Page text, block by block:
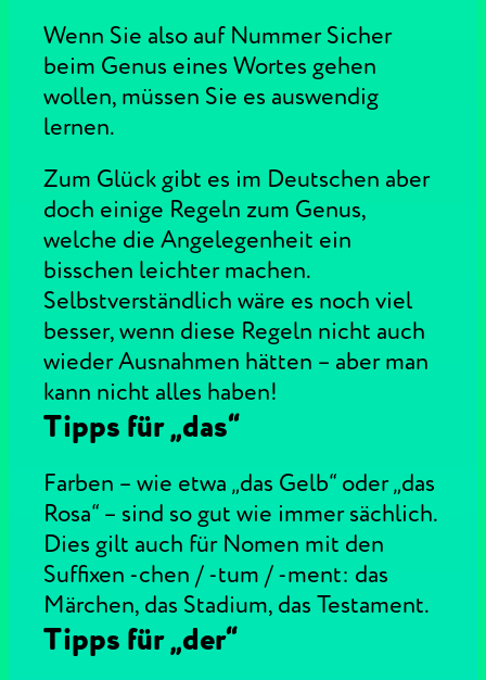
Wenn Sie also auf Nummer Sicher
beim Genus eines Wortes gehen
wollen, müssen Sie es auswendig
lernen.
Zum Glück gibt es im Deutschen aber
doch einige Regeln zum Genus,
welche die Angelegenheit ein
bisschen leichter machen.
Selbstverständlich wäre es noch viel
besser, wenn diese Regeln nicht auch
wieder Ausnahmen hätten – aber man
kann nicht alles haben!
Tipps für „das“
Farben – wie etwa „das Gelb“ oder „das
Rosa“ – sind so gut wie immer sächlich.
Dies gilt auch für Nomen mit den
Suffixen -chen / -tum / -ment: das
Märchen, das Stadium, das Testament.
Tipps für „der“